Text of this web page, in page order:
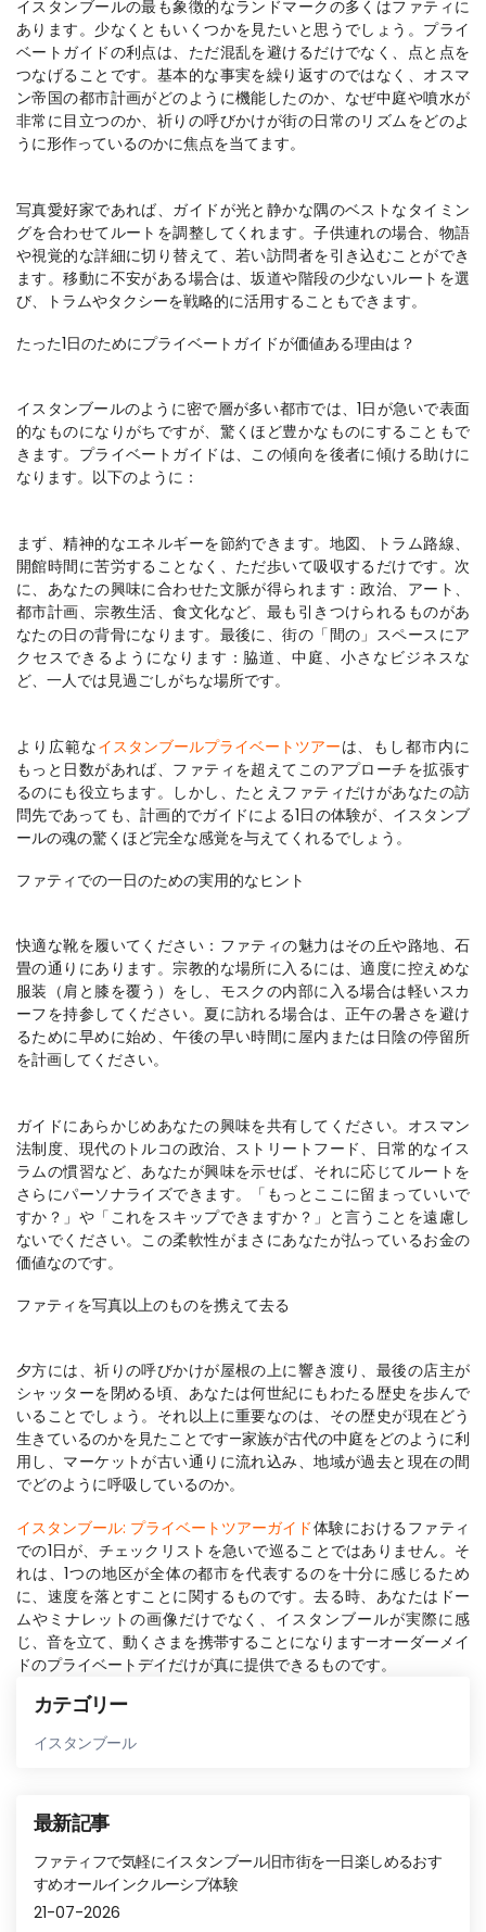
イスタンブールの最も象徴的なランドマークの多くはファティに
あります。少なくともいくつかを見たいと思うでしょう。プライ
ベートガイドの利点は、ただ混乱を避けるだけでなく、点と点を
つなげることです。基本的な事実を繰り返すのではなく、オスマ
ン帝国の都市計画がどのように機能したのか、なぜ中庭や噴水が
非常に目立つのか、祈りの呼びかけが街の日常のリズムをどのよ
写真愛好家であれば、ガイドが光と静かな隅のベストなタイミン
グを合わせてルートを調整してくれます。子供連れの場合、物語
や視覚的な詳細に切り替えて、若い訪問者を引き込むことができ
ます。移動に不安がある場合は、坂道や階段の少ないルートを選
たった1日のためにプライベートガイドが価値ある理由は？
イスタンブールのように密で層が多い都市では、1日が急いで表面
的なものになりがちですが、驚くほど豊かなものにすることもで
きます。プライベートガイドは、この傾向を後者に傾ける助けに
まず、精神的なエネルギーを節約できます。地図、トラム路線、
開館時間に苦労することなく、ただ歩いて吸収するだけです。次
に、あなたの興味に合わせた文脈が得られます：政治、アート、
都市計画、宗教生活、食文化など、最も引きつけられるものがあ
なたの日の背骨になります。最後に、街の「間の」スペースにア
クセスできるようになります：脇道、中庭、小さなビジネスな
より広範なイスタンブールプライベートツアーは、もし都市内に
もっと日数があれば、ファティを超えてこのアプローチを拡張す
るのにも役立ちます。しかし、たとえファティだけがあなたの訪
問先であっても、計画的でガイドによる1日の体験が、イスタンブ
ファティでの一日のための実用的なヒント
快適な靴を履いてください：ファティの魅力はその丘や路地、石
畳の通りにあります。宗教的な場所に入るには、適度に控えめな
服装（肩と膝を覆う）をし、モスクの内部に入る場合は軽いスカ
ーフを持参してください。夏に訪れる場合は、正午の暑さを避け
るために早めに始め、午後の早い時間に屋内または日陰の停留所
ガイドにあらかじめあなたの興味を共有してください。オスマン
法制度、現代のトルコの政治、ストリートフード、日常的なイス
ラムの慣習など、あなたが興味を示せば、それに応じてルートを
さらにパーソナライズできます。「もっとここに留まっていいで
すか？」や「これをスキップできますか？」と言うことを遠慮し
ないでください。この柔軟性がまさにあなたが払っているお金の
ファティを写真以上のものを携えて去る
夕方には、祈りの呼びかけが屋根の上に響き渡り、最後の店主が
シャッターを閉める頃、あなたは何世紀にもわたる歴史を歩んで
いることでしょう。それ以上に重要なのは、その歴史が現在どう
生きているのかを見たことです—家族が古代の中庭をどのように利
用し、マーケットが古い通りに流れ込み、地域が過去と現在の間
イスタンブール: プライベートツアーガイド体験におけるファティ
での1日が、チェックリストを急いで巡ることではありません。そ
れは、1つの地区が全体の都市を代表するのを十分に感じるため
に、速度を落とすことに関するものです。去る時、あなたはドー
ムやミナレットの画像だけでなく、イスタンブールが実際に感
じ、音を立て、動くさまを携帯することになります—オーダーメイ
カテゴリー
イスタンブール
最新記事
ファティフで気軽にイスタンブール旧市街を一日楽しめるおす
すめオールインクルーシブ体験
21-07-2026